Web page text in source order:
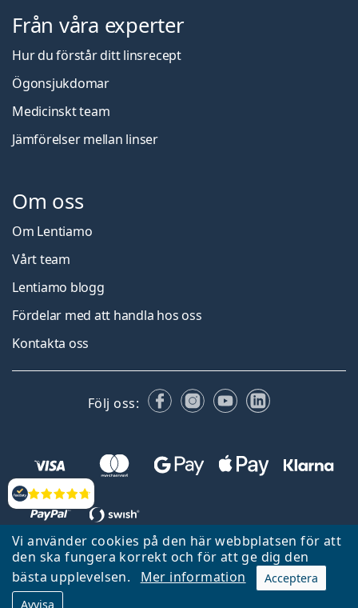
Vi använder cookies på den här webbplatsen för att
den ska fungera korrekt och för att ge dig den
bästa upplevelsen.
Mer information
Acceptera
Avvisa
Recensioner
Från våra experter
Hur du förstår ditt linsrecept
Ögonsjukdomar
Medicinskt team
Jämförelser mellan linser
Om oss
Om Lentiamo
Vårt team
Lentiamo blogg
Fördelar med att handla hos oss
Kontakta oss
Följ oss: FacebookInstagram
YouTubeLinkedIn
Tillbaka till startsidan
Gå upp
Lentiamo.se ägs och drivs av Lentiamo s.r.o., Tjeckien